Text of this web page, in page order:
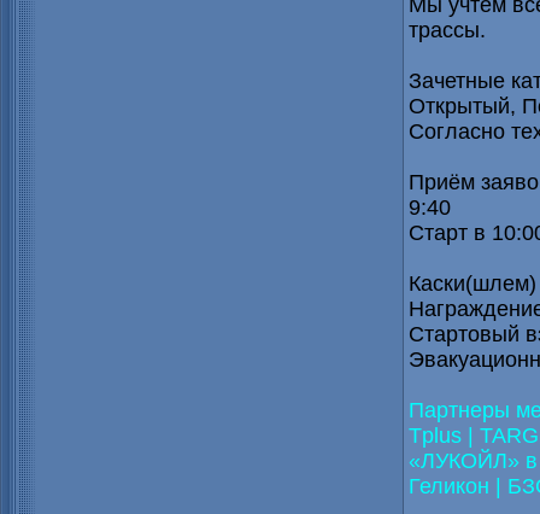
Мы учтем
трассы.
Зачетные
Открытый,
Согласно
Приём
9:40
Старт в
Каски(шлем)
Стартовый
Партнеры
Tplus |
«ЛУКОЙЛ»
Геликон |